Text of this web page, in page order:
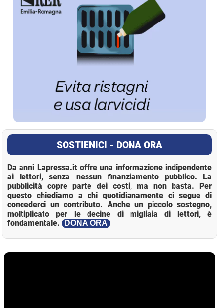
SOSTIENICI - DONA ORA
Da anni Lapressa.it offre una informazione indipendente
ai lettori, senza nessun finanziamento pubblico. La
pubblicità copre parte dei costi, ma non basta. Per
questo chiediamo a chi quotidianamente ci segue di
concederci un contributo. Anche un piccolo sostegno,
moltiplicato per le decine di migliaia di lettori, è
fondamentale.
DONA ORA